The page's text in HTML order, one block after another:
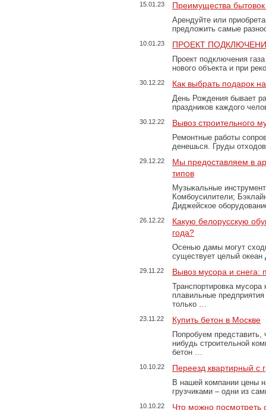
15.01.23 Преимущества
Арендуйте или
предложить самые
10.01.23 ПРОЕКТ
Проект подключения
нового объекта и при
30.12.22 Как выбрать подарок
День Рождения бывает
праздников каждого
30.12.22 Вывоз строительного
Ремонтные работы
денешься. Груды
29.12.22
Мы предоставляем в
типов
Музыкальные
Комбоусилители;
Диджейское
26.12.22
Какую белорусскую
года?
Осенью дамы могут
существует целый
29.11.22 Вывоз мусора и
Транспортировка
плавильные
только …
23.11.22 Купить бетон в Москве
Попробуем представить,
нибудь строительной
бетон …
10.10.22 Переезд квартирный с
В нашей компании цены
грузчиками – одни из
10.10.22 Что можно посмотреть